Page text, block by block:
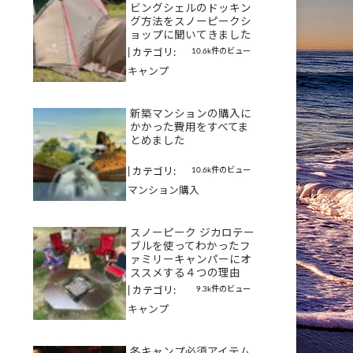
ビングシェルのドッキン
グ方法をスノーピークシ
ョップに聞いてきました
10.6k件のビュー
カテゴリ:
キャンプ
新築マンションの購入に
かかった費用をすべてま
とめました
10.6k件のビュー
カテゴリ:
マンション購入
スノーピーク ジカロテー
ブルを使ってわかったフ
ァミリーキャンパーにオ
ススメする４つの理由
9.3k件のビュー
カテゴリ:
キャンプ